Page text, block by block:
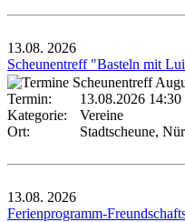
13.08. 2026
Scheunentreff "Basteln mit
Termin:
13.08.2026
Kategorie:
Vereine
Ort:
Stadtscheune,
13.08. 2026
Ferienprogramm-